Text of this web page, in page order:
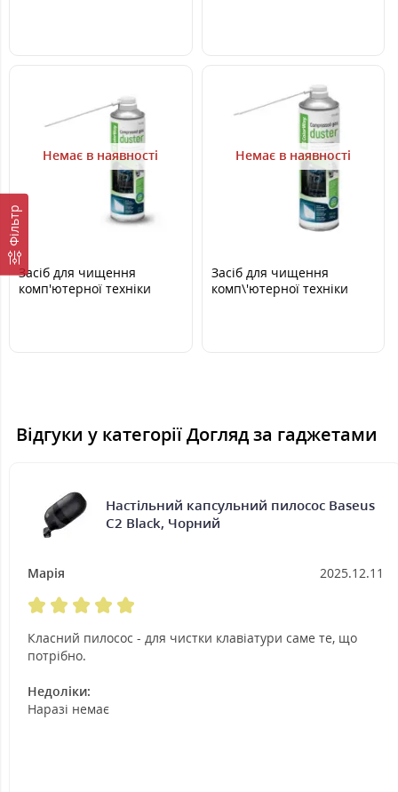
Фільтр
Немає в наявності
Засіб для чищення
комп'ютерної техніки
Немає в наявності
Засіб для чищення
комп\'ютерної техніки
Відгуки у категорії Догляд за гаджетами
Настільний капсульний пилосос Baseus
C2 Black, Чорний
Марія 2025.12.11
Класний пилосос - для чистки клавіатури саме те, що
потрібно.
Недоліки:
Наразі немає